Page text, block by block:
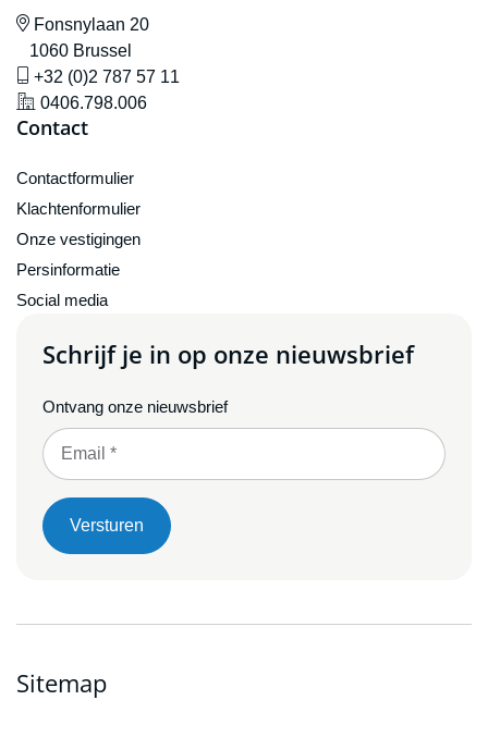
icône de localisation
Fonsnylaan 20
1060 Brussel
icône de gsm
+32 (0)2 787 57 11
icône de localisation
0406.798.006
Contact
Contactformulier
Klachtenformulier
Onze vestigingen
Persinformatie
Social media
Schrijf je in op onze nieuwsbrief
Ontvang onze nieuwsbrief
Versturen
Sitemap